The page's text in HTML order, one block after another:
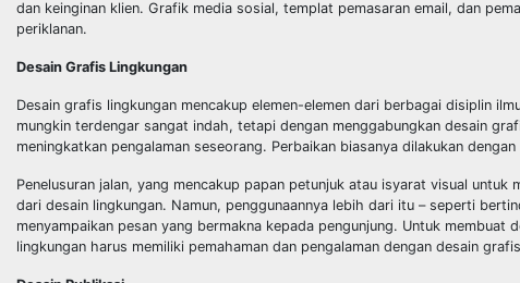
dan keinginan klien. Grafik media sosial, templat pemasaran email, dan
periklanan.
Desain Grafis Lingkungan
Desain grafis lingkungan mencakup elemen-elemen dari berbagai disiplin
mungkin terdengar sangat indah, tetapi dengan menggabungkan desain
meningkatkan pengalaman seseorang. Perbaikan biasanya dilakukan
Penelusuran jalan, yang mencakup papan petunjuk atau isyarat visual
dari desain lingkungan. Namun, penggunaannya lebih dari itu – seperti
menyampaikan pesan yang bermakna kepada pengunjung. Untuk membuat
lingkungan harus memiliki pemahaman dan pengalaman dengan desain